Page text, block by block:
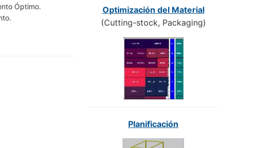
Óptimo.
Optimización del Material
(Cutting-stock, Packaging)
Planificación